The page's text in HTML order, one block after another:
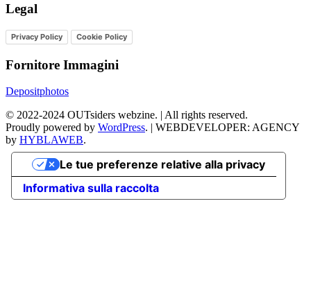
Legal
Privacy Policy Cookie Policy
Fornitore Immagini
Depositphotos
© 2022-2024 OUTsiders webzine. | All rights reserved.
Proudly powered by WordPress. | WEBDEVELOPER: AGENCY
by HYBLAWEB.
Informativa sulla raccolta
Le tue preferenze relative alla privacy